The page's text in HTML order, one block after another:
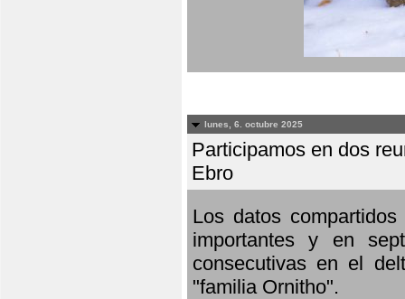
lunes, 6. octubre 2025
Participamos en dos
Ebro
Los datos
importantes y en
consecutivas en el
"familia Ornitho".